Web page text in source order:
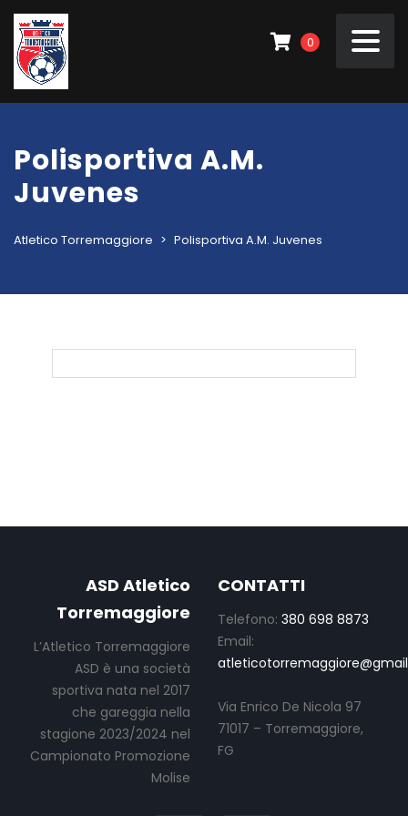
0
Polisportiva A.M.
Juvenes
Atletico Torremaggiore > Polisportiva A.M. Juvenes
ASD Atletico
Torremaggiore
L’Atletico Torremaggiore
ASD è una società
sportiva nata nel 2017
che gareggia nella
stagione 2023/2024 nel
Campionato Promozione
Molise
CONTATTI
Telefono: 380 698 8873
Email:
Via Enrico De Nicola 97
71017 – Torremaggiore,
FG